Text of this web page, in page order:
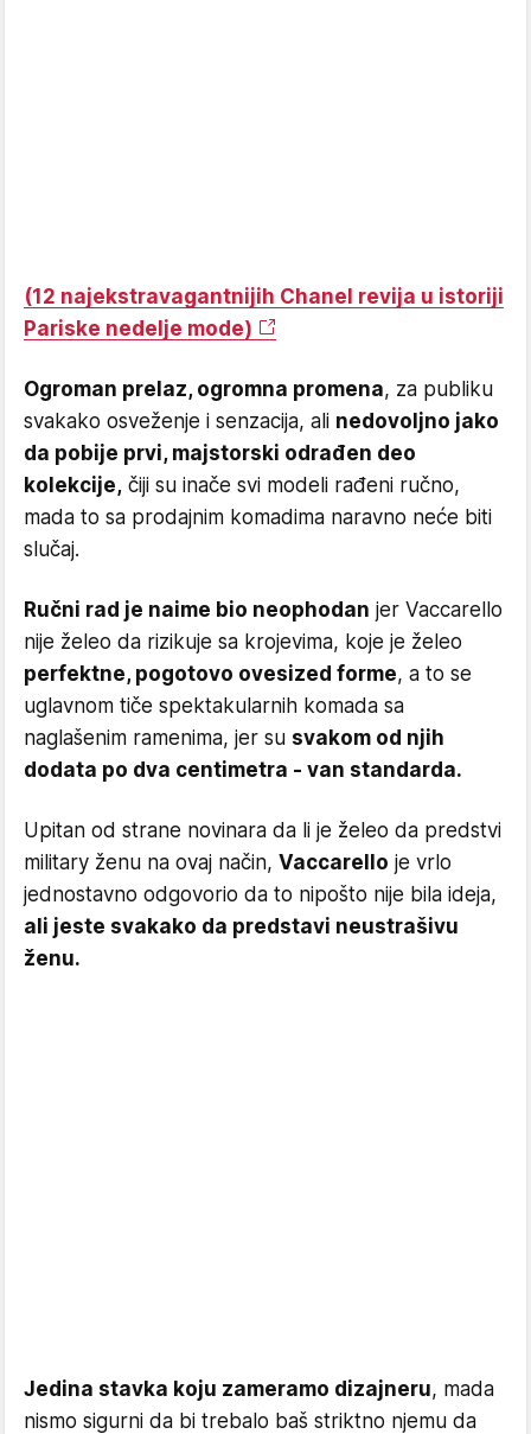
(12 najekstravagantnijih Chanel revija u istoriji
Pariske nedelje mode)
Ogroman prelaz, ogromna promena, za publiku
svakako osveženje i senzacija, ali nedovoljno jako
da pobije prvi, majstorski odrađen deo
kolekcije, čiji su inače svi modeli rađeni ručno,
mada to sa prodajnim komadima naravno neće biti
slučaj.
Ručni rad je naime bio neophodan jer Vaccarello
nije želeo da rizikuje sa krojevima, koje je želeo
perfektne, pogotovo ovesized forme, a to se
uglavnom tiče spektakularnih komada sa
naglašenim ramenima, jer su svakom od njih
dodata po dva centimetra - van standarda.
Upitan od strane novinara da li je želeo da predstvi
military ženu na ovaj način, Vaccarello je vrlo
jednostavno odgovorio da to nipošto nije bila ideja,
ali jeste svakako da predstavi neustrašivu
ženu.
Jedina stavka koju zameramo dizajneru, mada
nismo sigurni da bi trebalo baš striktno njemu da